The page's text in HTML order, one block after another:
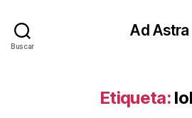
Buscar
Ad Astra
Etiqueta: